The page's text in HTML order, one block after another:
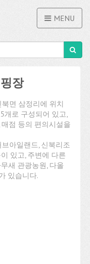
MENU
장
면 삼정리에 위치
개로 구성되어 있고,
매점 등의 편의시설을
아일랜드, 신북리조
있고, 주변에 다른
새 관광농원, 다올
있습니다.